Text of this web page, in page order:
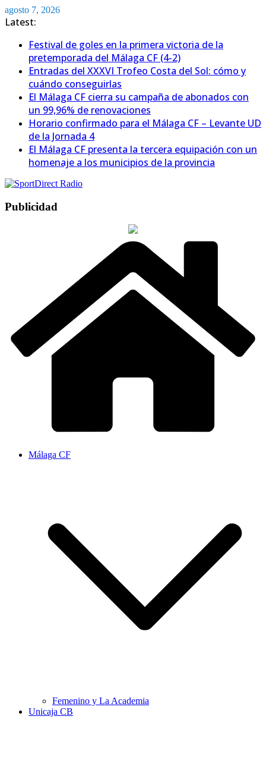
Saltar
al
agosto 7, 2026
Latest:
Festival de goles en la primera victoria de la
pretemporada del Málaga CF (4-2)
Entradas del XXXVI Trofeo Costa del Sol: cómo y
cuándo conseguirlas
El Málaga CF cierra su campaña de abonados con
un 99,96% de renovaciones
Horario confirmado para el Málaga CF – Levante UD
de la Jornada 4
El Málaga CF presenta la tercera equipación con un
homenaje a los municipios de la provincia
Publicidad
Málaga CF
Femenino y La Academia
Unicaja CB